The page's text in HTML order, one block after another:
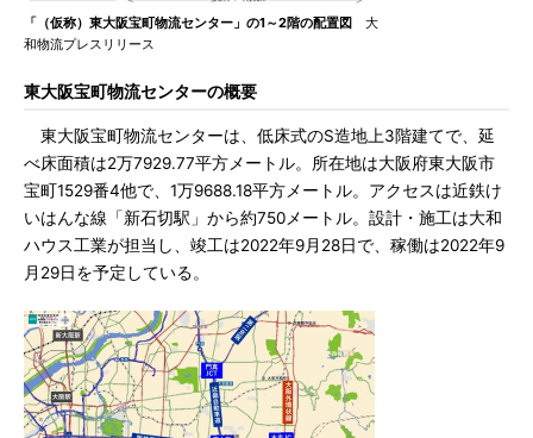
「（仮称）東大阪宝町物流センター」の1～2階の配置図
大
和物流プレスリリース
東大阪宝町物流センターの概要
東大阪宝町物流センターは、低床式のS造地上3階建てで、延
べ床面積は2万7929.77平方メートル。所在地は大阪府東大阪市
宝町1529番4他で、1万9688.18平方メートル。アクセスは近鉄け
いはんな線「新石切駅」から約750メートル。設計・施工は大和
ハウス工業が担当し、竣工は2022年9月28日で、稼働は2022年9
月29日を予定している。